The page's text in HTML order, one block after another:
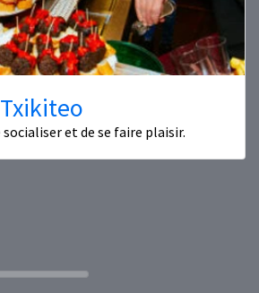
et de se faire plaisir.